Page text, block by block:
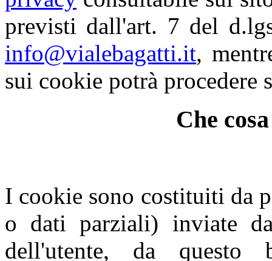
previsti dall'art. 7 del
info@vialebagatti.it,
sui cookie potrà procedere
Che
I cookie sono costituiti da
o dati parziali) inviate
dell'utente, da questo